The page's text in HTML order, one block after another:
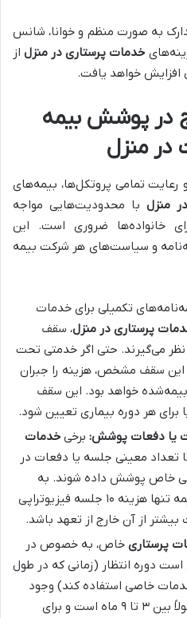
به صورت منظم و خوانا، شانس
خدمات پرستاری در منزلاز
افزایش خواهد یافت.
در پوشش بیمه
در منزل
رعایت تمامی پروتکل‌ها، بیمه‌های
منزل با محدودیت‌هایی مواجه
خانواده‌ها ضروری است. این
و سیاست‌های هر شرکت بیمه
تکمیلی برای خدمات
پرستاری در منزل، سقف
می‌گیرند. حتی اگر خدمتی تحت
این سقف مشخص، هزینه را جبران
بیمه‌شده خواهد بود. این سقف
برای هر دوره بیماری تعیین شود.
یا دفعات پوشش: برخی خدمات
معینی جلسه یا دفعات در
خاص پوشش داده شوند. به
عنوان مثال، ممکن است بیمه تنها هزینه ۱۰ جلسه فیزیوتراپی
بیشتر از آن خارج از تعهد باشد.
پرستاری خاص، به خصوص در
دوره انتظار (زمانی که در طول
خاصی استفاده کند) وجود
داشته باشد. این دوره معمولاً بین ۳ تا ۹ ماه است و برای